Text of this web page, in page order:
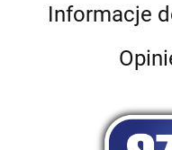
Informacje